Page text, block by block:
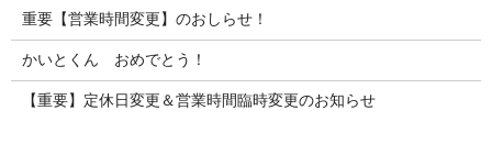
重要【営業時間変更】のおしらせ！
かいとくん おめでとう！
【重要】定休日変更＆営業時間臨時変更のお知らせ